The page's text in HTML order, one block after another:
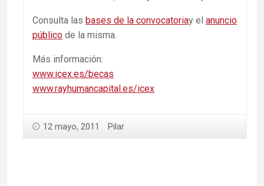
Consulta las bases de la convocatoriay el anuncio
público de la misma.
Más información:
www.icex.es/becas
www.rayhumancapital.es/icex
12 mayo, 2011 Pilar